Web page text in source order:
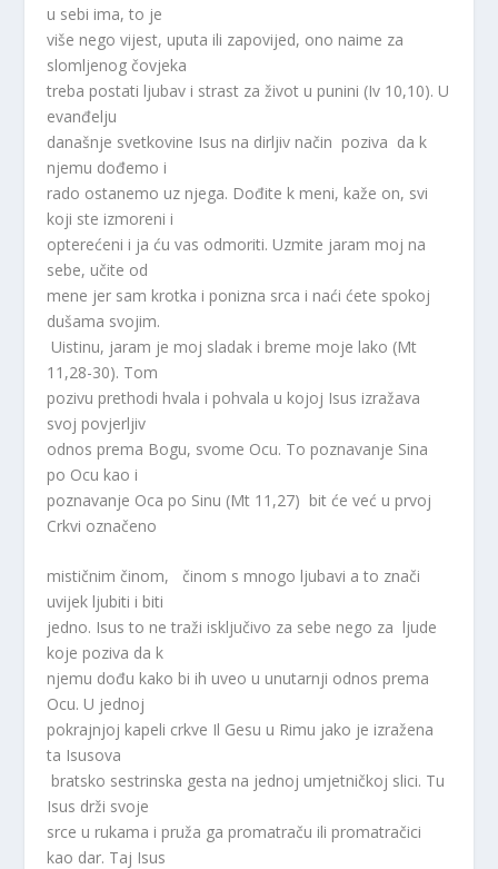
u sebi ima, to je
više nego vijest, uputa ili zapovijed, ono naime za
slomljenog čovjeka
treba postati ljubav i strast za život u punini (Iv 10,10). U
evanđelju
današnje svetkovine Isus na dirljiv način poziva da k
njemu dođemo i
rado ostanemo uz njega. Dođite k meni, kaže on, svi
koji ste izmoreni i
opterećeni i ja ću vas odmoriti. Uzmite jaram moj na
sebe, učite od
mene jer sam krotka i ponizna srca i naći ćete spokoj
dušama svojim.
Uistinu, jaram je moj sladak i breme moje lako (Mt
11,28-30). Tom
pozivu prethodi hvala i pohvala u kojoj Isus izražava
svoj povjerljiv
odnos prema Bogu, svome Ocu. To poznavanje Sina
po Ocu kao i
poznavanje Oca po Sinu (Mt 11,27) bit će već u prvoj
Crkvi označeno
mističnim činom, činom s mnogo ljubavi a to znači
uvijek ljubiti i biti
jedno. Isus to ne traži isključivo za sebe nego za ljude
koje poziva da k
njemu dođu kako bi ih uveo u unutarnji odnos prema
Ocu. U jednoj
pokrajnjoj kapeli crkve Il Gesu u Rimu jako je izražena
ta Isusova
bratsko sestrinska gesta na jednoj umjetničkoj slici. Tu
Isus drži svoje
srce u rukama i pruža ga promatraču ili promatračici
kao dar. Taj Isus